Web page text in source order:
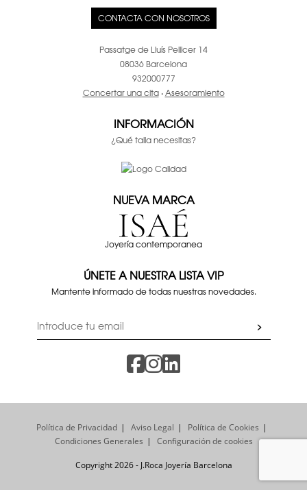
CONTACTA CON NOSOTROS
Passatge de Lluís Pellicer 14
08036 Barcelona
932000777
Concertar una cita·Asesoramiento
INFORMACIÓN
¿Qué talla necesitas?
NUEVA MARCA
Joyería contemporanea
ÚNETE A NUESTRA LISTA VIP
Mantente informado de todas nuestras novedades.
Política de Privacidad Aviso Legal
Política de Cookies
Condiciones Generales
Configuración de cookies
Copyright 2026 - J.Roca Joyería Barcelona